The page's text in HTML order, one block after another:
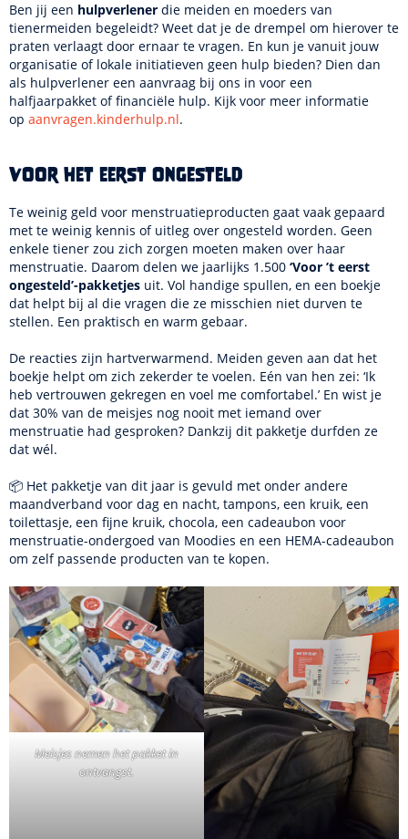
Ben jij een hulpverlener die meiden en moeders van
tienermeiden begeleidt? Weet dat je de drempel om hierover te
praten verlaagt door ernaar te vragen. En kun je vanuit jouw
organisatie of lokale initiatieven geen hulp bieden? Dien dan
als hulpverlener een aanvraag bij ons in voor een
halfjaarpakket of financiële hulp. Kijk voor meer informatie
op aanvragen.kinderhulp.nl.
Voor het eerst ongesteld
Te weinig geld voor menstruatieproducten gaat vaak gepaard
met te weinig kennis of uitleg over ongesteld worden. Geen
enkele tiener zou zich zorgen moeten maken over haar
menstruatie. Daarom delen we jaarlijks 1.500 ‘Voor ’t eerst
ongesteld’-pakketjes uit. Vol handige spullen, en een boekje
dat helpt bij al die vragen die ze misschien niet durven te
stellen. Een praktisch en warm gebaar.
De reacties zijn hartverwarmend. Meiden geven aan dat het
boekje helpt om zich zekerder te voelen. Eén van hen zei: ‘Ik
heb vertrouwen gekregen en voel me comfortabel.’ En wist je
dat 30% van de meisjes nog nooit met iemand over
menstruatie had gesproken? Dankzij dit pakketje durfden ze
dat wél.
📦 Het pakketje van dit jaar is gevuld met onder andere
maandverband voor dag en nacht, tampons, een kruik, een
toilettasje, een fijne kruik, chocola, een cadeaubon voor
menstruatie-ondergoed van Moodies en een HEMA-cadeaubon
om zelf passende producten van te kopen.
Meisjes nemen het pakket in
ontvangst.